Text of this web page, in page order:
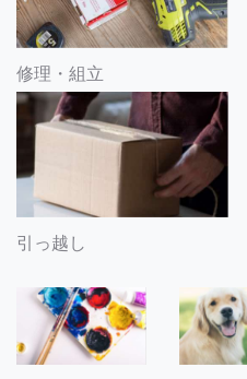
修理・組立
引っ越し